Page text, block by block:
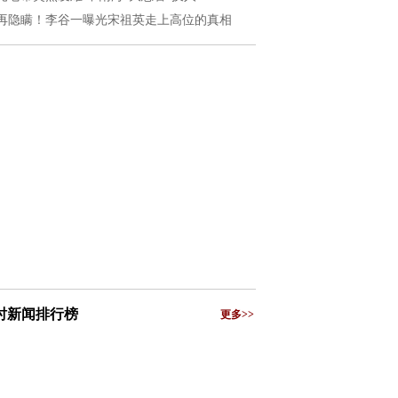
隐瞒！李谷一曝光宋祖英走上高位的真相
新闻排行榜 更多>>